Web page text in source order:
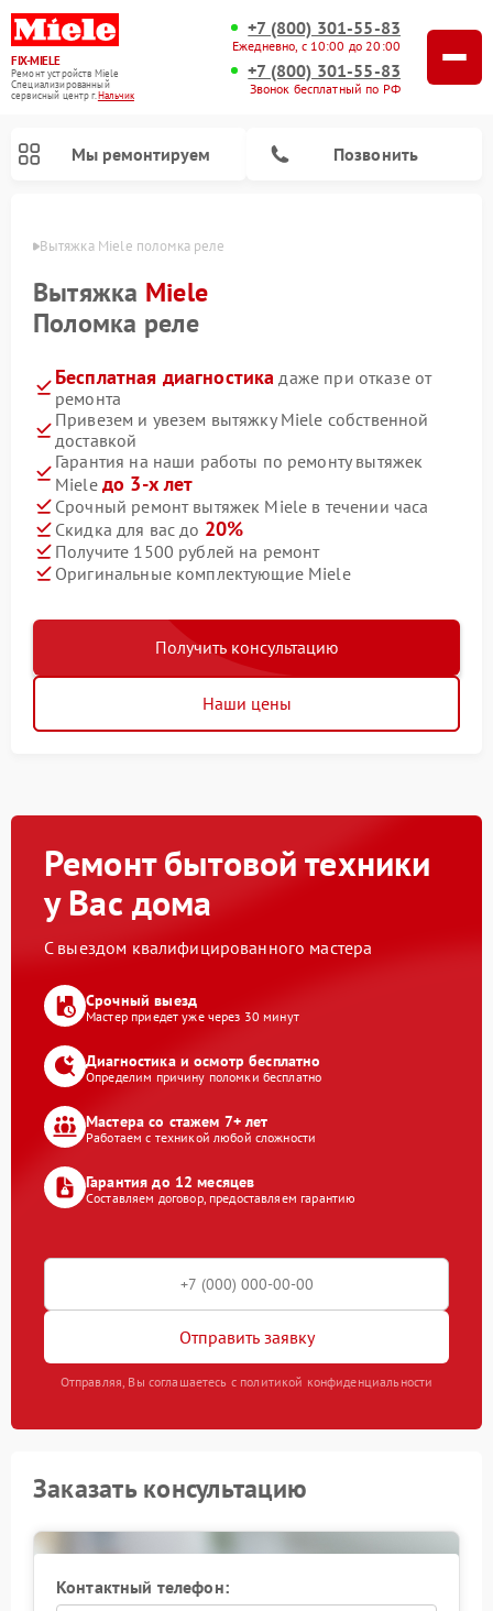
FIX-MIELE
Ремонт устройств Miele
Специализированный
cервисный центр г.Нальчик
+7 (800) 301-55-83
Ежедневно, с 10:00 до 20:00
+7 (800) 301-55-83
Звонок бесплатный по РФ
Мы ремонтируем Позвонить
Вытяжка Miele поломка реле
Вытяжка Miele
Поломка реле
Бесплатная диагностика даже при отказе от
ремонта
Привезем и увезем вытяжку Miele собственной
доставкой
Гарантия на наши работы по ремонту вытяжек
Miele до 3-х лет
Срочный ремонт вытяжек Miele в течении часа
Скидка для вас до 20%
Получите 1500 рублей на ремонт
Оригинальные комплектующие Miele
Получить консультацию
Наши цены
Ремонт бытовой техники
у Вас дома
С выездом квалифицированного мастера
Срочный выезд
Мастер приедет уже через 30 минут
Диагностика и осмотр бесплатно
Определим причину поломки бесплатно
Мастера со стажем 7+ лет
Работаем с техникой любой сложности
Гарантия до 12 месяцев
Составляем договор, предоставляем гарантию
Отправить заявку
Отправляя, Вы соглашаетесь с политикой конфиденциальности
Заказать консультацию
Контактный телефон: